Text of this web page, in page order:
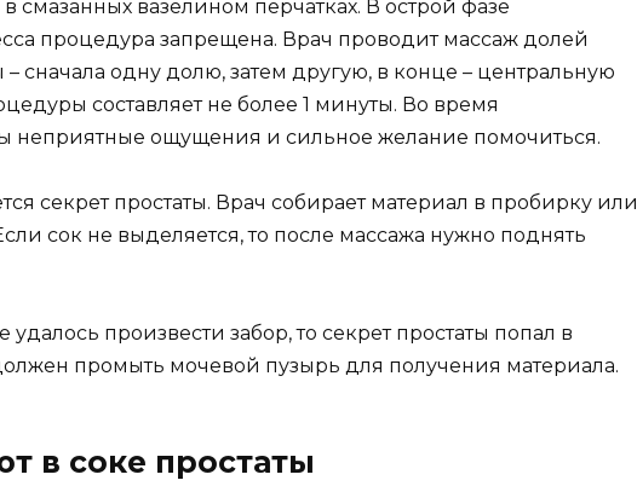
смазанных вазелином перчатках. В острой фазе
процедура запрещена. Врач проводит массаж долей
сначала одну долю, затем другую, в конце – центральную
составляет не более 1 минуты. Во время
неприятные ощущения и сильное желание помочиться.
секрет простаты. Врач собирает материал в пробирку или
сок не выделяется, то после массажа нужно поднять
удалось произвести забор, то секрет простаты попал в
промыть мочевой пузырь для получения материала.
в соке простаты